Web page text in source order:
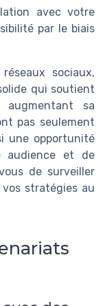
avec votre
par le biais
sociaux,
qui soutient
sa
pas seulement
une opportunité
audience et de
de surveiller
stratégies au